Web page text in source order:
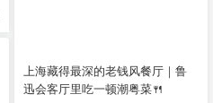
上海藏得最深的老钱风餐厅｜鲁
迅会客厅里吃一顿潮粤菜🍴